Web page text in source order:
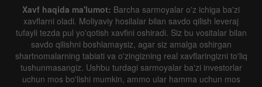
Xavf haqida ma'lumot: Barcha sarmoyalar o'z ichiga ba'zi
xavflarni oladi. Moliyaviy hosilalar bilan savdo qilish leveraj
tufayli tezda pul yo'qotish xavfini oshiradi. Siz bu vositalar bilan
savdo qilishni boshlamaysiz, agar siz amalga oshirgan
shartnomalarning tabiati va o'zingizning real xavflaringizni to'liq
tushunmasangiz. Ushbu turdagi sarmoyalar ba'zi investorlar
uchun mos bo'lishi mumkin, ammo ular hamma uchun mos